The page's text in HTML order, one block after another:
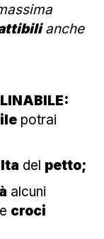
anche
potrai
del petto;
alcuni
croci